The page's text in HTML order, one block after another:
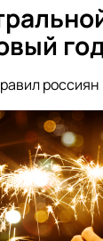
россиян